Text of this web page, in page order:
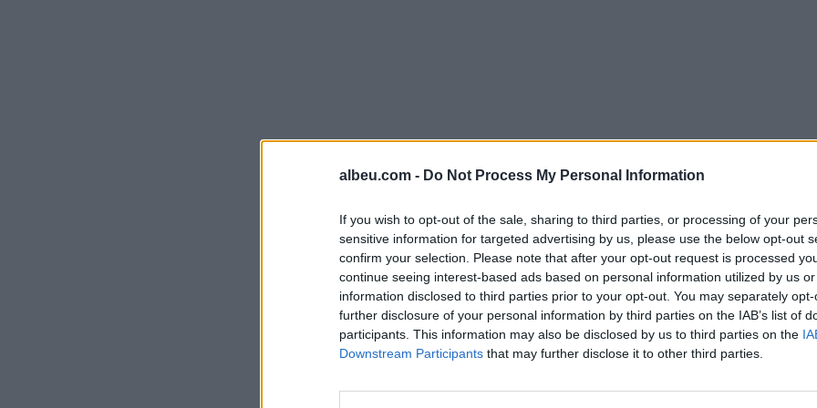
albeu.com - Do Not Process My Personal Information
If you wish to opt-out of the sale, sharing to third parties, or processing of your
sensitive information for targeted advertising by us, please use the below opt-out
confirm your selection. Please note that after your opt-out request is processed
continue seeing interest-based ads based on personal information utilized by us
information disclosed to third parties prior to your opt-out. You may separately
further disclosure of your personal information by third parties on the IAB’s list of
participants. This information may also be disclosed by us to third parties on the
Downstream Participants that may further disclose it to other third parties.